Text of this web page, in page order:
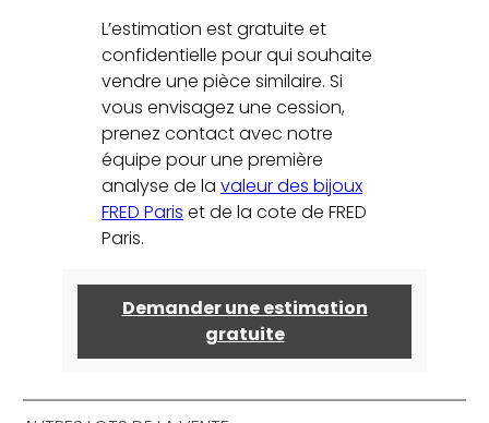
L’estimation est gratuite et
confidentielle pour qui souhaite
vendre une pièce similaire. Si
vous envisagez une cession,
prenez contact avec notre
équipe pour une première
analyse de lavaleur des bijoux
FRED Paris et de la cote de FRED
Paris.
Demander une estimation
gratuite